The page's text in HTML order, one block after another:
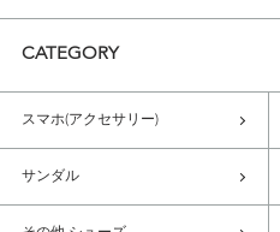
CATEGORY
スマホ(アクセサリー)
サンダル